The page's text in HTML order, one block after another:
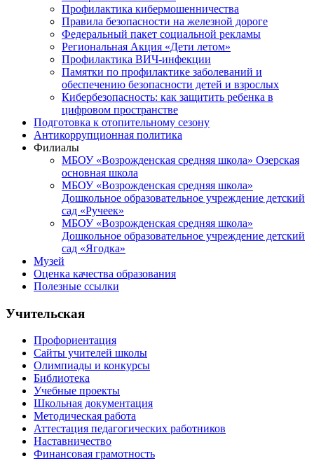
Профилактика кибермошенничества
Правила безопасности на железной дороге
Федеральный пакет социальной рекламы
Региональная Акция «Дети летом»
Профилактика ВИЧ-инфекции
Памятки по профилактике заболеваний и
обеспечению безопасности детей и взрослых
Кибербезопасность: как защитить ребенка в
цифровом пространстве
Подготовка к отопительному сезону
Антикоррупционная политика
Филиалы
МБОУ «Возрожденская средняя школа» Озерская
основная школа
МБОУ «Возрожденская средняя школа»
Дошкольное образовательное учреждение детский
сад «Ручеек»
МБОУ «Возрожденская средняя школа»
Дошкольное образовательное учреждение детский
сад «Ягодка»
Музей
Оценка качества образования
Полезные ссылки
Учительская
Профориентация
Сайты учителей школы
Олимпиады и конкурсы
Библиотека
Учебные проекты
Школьная документация
Методическая работа
Аттестация педагогических работников
Наставничество
Финансовая грамотность